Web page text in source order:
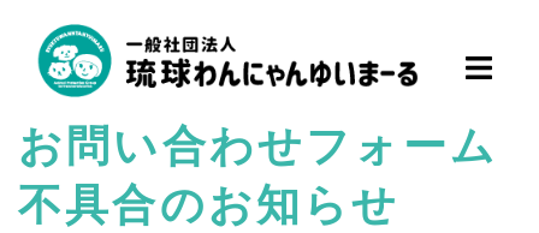
へ
般
社
団
お問い合わせフォーム
不具合のお知らせ